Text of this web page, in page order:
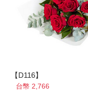
【D116】
台幣 2,766